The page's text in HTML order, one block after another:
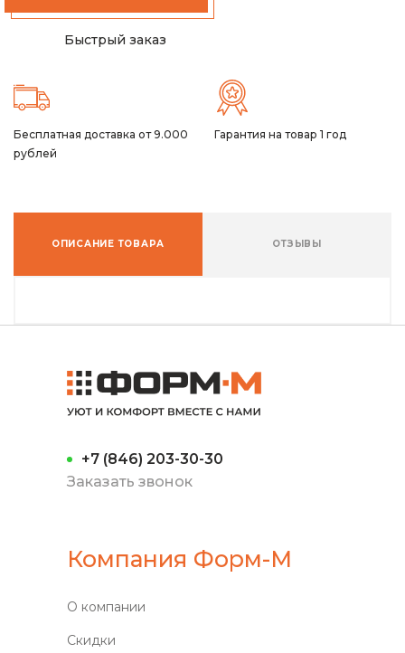
Быстрый заказ
Бесплатная доставка от 9.000
рублей
Гарантия на товар 1 год
ОПИСАНИЕ ТОВАРА ОТЗЫВЫ
+7 (846) 203-30-30
Заказать звонок
Компания Форм-М
О компании
Скидки